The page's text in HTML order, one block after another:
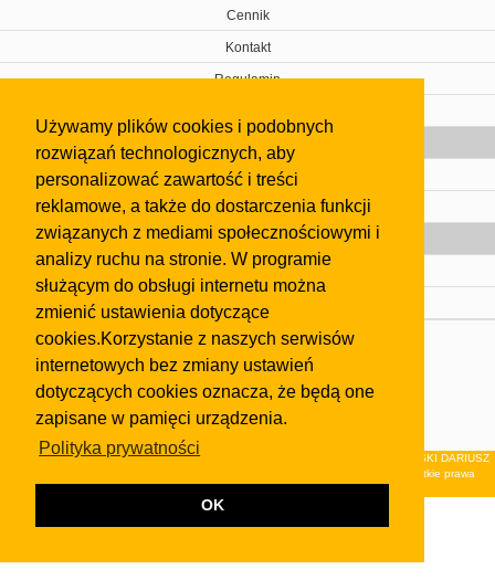
Używamy plików cookies i podobnych
rozwiązań technologicznych, aby
personalizować zawartość i treści
reklamowe, a także do dostarczenia funkcji
związanych z mediami społecznościowymi i
analizy ruchu na stronie. W programie
służącym do obsługi internetu można
zmienić ustawienia dotyczące
cookies.Korzystanie z naszych serwisów
internetowych bez zmiany ustawień
dotyczących cookies oznacza, że będą one
zapisane w pamięci urządzenia.
Polityka prywatności
OK
Cennik
Kontakt
Regulamin
Gazeta
Olkusz
Kontakt
Strefa dla biznesu
Biura nieruchomości
Dealerzy i autokomisy
Skontaktuj się z nami
regulaminuiPolityki Prywatności.
Klauzula FB
© 2026Wydawnictwo NEON sp. z o.o. (dawniej: FIRMA NEON MAREK KLUCZEWSKI DARIUSZ
KRAWCZYK s.c.) z siedzibą w Olkuszu, ul.Żuradzka 15, 32-300 Olkusz . Wszystkie prawa